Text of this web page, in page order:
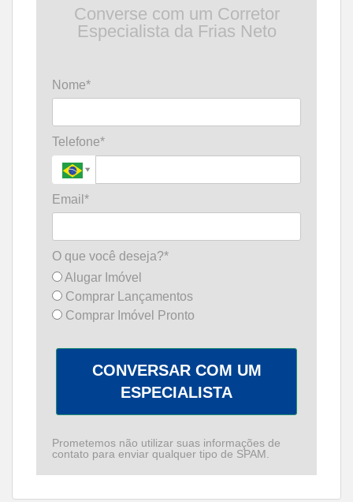
Converse com um Corretor
Especialista da Frias Neto
Nome*
Telefone*
Email*
O que você deseja?*
Alugar Imóvel
Comprar Lançamentos
Comprar Imóvel Pronto
CONVERSAR COM UM
ESPECIALISTA
Prometemos não utilizar suas informações de
contato para enviar qualquer tipo de SPAM.